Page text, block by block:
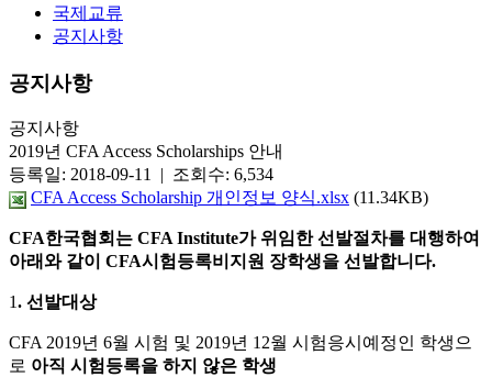
국제교류
공지사항
공지사항
공지사항
2019년 CFA Access Scholarships 안내
등록일: 2018-09-11 | 조회수: 6,534
CFA Access Scholarship 개인정보 양식.xlsx (11.34KB)
CFA한국협회는 CFA Institute가 위임한 선발절차를 대행하여
아래와 같이 CFA시험등록비지원 장학생을 선발합니다.
1. 선발대상
CFA 2019년 6월 시험 및 2019년 12월 시험응시예정인 학생으
로 아직 시험등록을 하지 않은 학생